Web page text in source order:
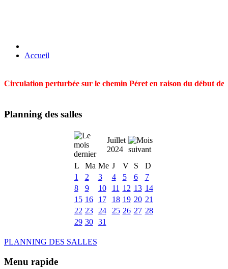
Accueil
Circulation perturbée sur le chemin Péret en raison du début
Planning des salles
Juillet
2024
L
Ma Me J V S
D
1
2 3 4 5 6
7
8
9 10 11 12 13 14
15 16 17 18 19 20 21
22 23 24 25 26 27 28
29 30 31
PLANNING DES SALLES
Menu rapide